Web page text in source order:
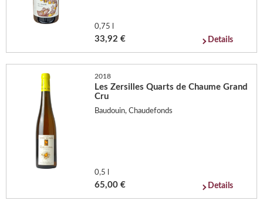
0,75 l
33,92 € Details
2018
Les Zersilles Quarts de Chaume Grand
Cru
Baudouin, Chaudefonds
0,5 l
65,00 € Details